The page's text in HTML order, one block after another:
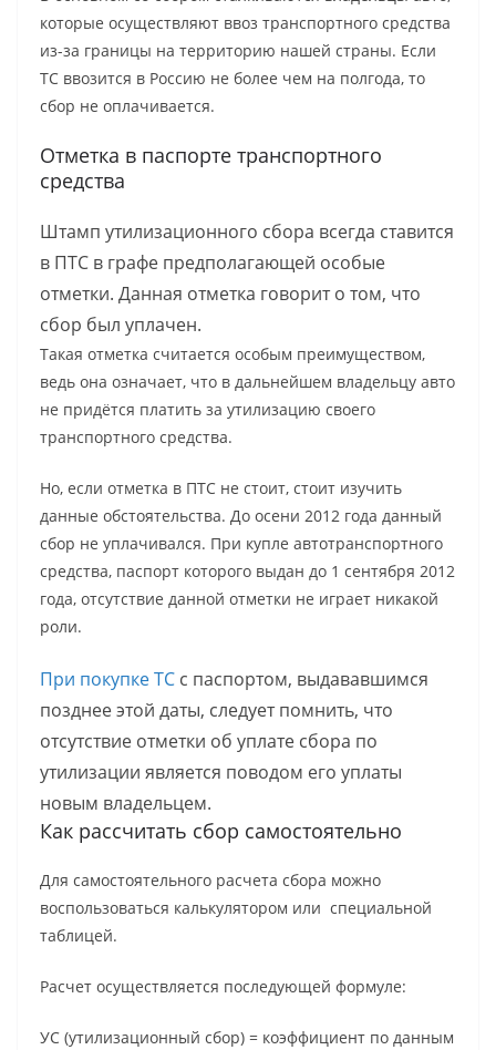
которые осуществляют ввоз транспортного средства
из-за границы на территорию нашей страны. Если
ТС ввозится в Россию не более чем на полгода, то
сбор не оплачивается.
Отметка в паспорте транспортного
средства
Штамп утилизационного сбора всегда ставится
в ПТС в графе предполагающей особые
отметки. Данная отметка говорит о том, что
сбор был уплачен.
Такая отметка считается особым преимуществом,
ведь она означает, что в дальнейшем владельцу авто
не придётся платить за утилизацию своего
транспортного средства.
Но, если отметка в ПТС не стоит, стоит изучить
данные обстоятельства. До осени 2012 года данный
сбор не уплачивался. При купле автотранспортного
средства, паспорт которого выдан до 1 сентября 2012
года, отсутствие данной отметки не играет никакой
роли.
При покупке ТС с паспортом, выдававшимся
позднее этой даты, следует помнить, что
отсутствие отметки об уплате сбора по
утилизации является поводом его уплаты
новым владельцем.
Как рассчитать сбор самостоятельно
Для самостоятельного расчета сбора можно
воспользоваться калькулятором или специальной
таблицей.
Расчет осуществляется последующей формуле:
УС (утилизационный сбор) = коэффициент по данным